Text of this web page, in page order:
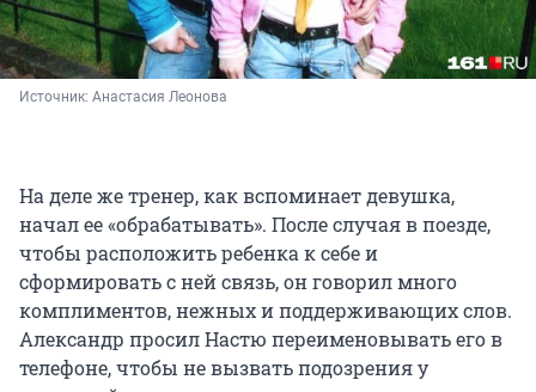
Источник: Анастасия Леонова
На деле же тренер, как вспоминает девушка,
начал ее «обрабатывать». После случая в поезде,
чтобы расположить ребенка к себе и
сформировать с ней связь, он говорил много
комплиментов, нежных и поддерживающих слов.
Александр просил Настю переименовывать его в
телефоне, чтобы не вызвать подозрения у